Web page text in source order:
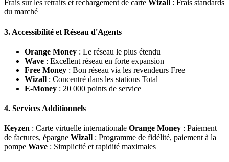
Frais sur les retraits et rechargement de carte Wizall : Frais standards
du marché
3. Accessibilité et Réseau d'Agents
Orange Money : Le réseau le plus étendu
Wave : Excellent réseau en forte expansion
Free Money : Bon réseau via les revendeurs Free
Wizall : Concentré dans les stations Total
E-Money : 20 000 points de service
4. Services Additionnels
Keyzen : Carte virtuelle internationale Orange Money : Paiement
de factures, épargne Wizall : Programme de fidélité, paiement à la
pompe Wave : Simplicité et rapidité maximales